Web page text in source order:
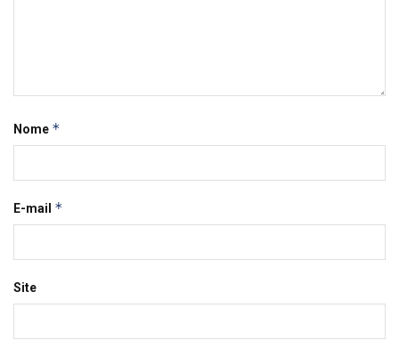
Nome *
E-mail *
Site